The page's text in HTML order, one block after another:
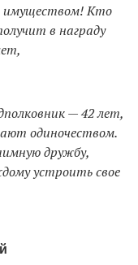
имуществом! Кто
в награду
— 42 лет,
одиночеством.
дружбу,
устроить свое